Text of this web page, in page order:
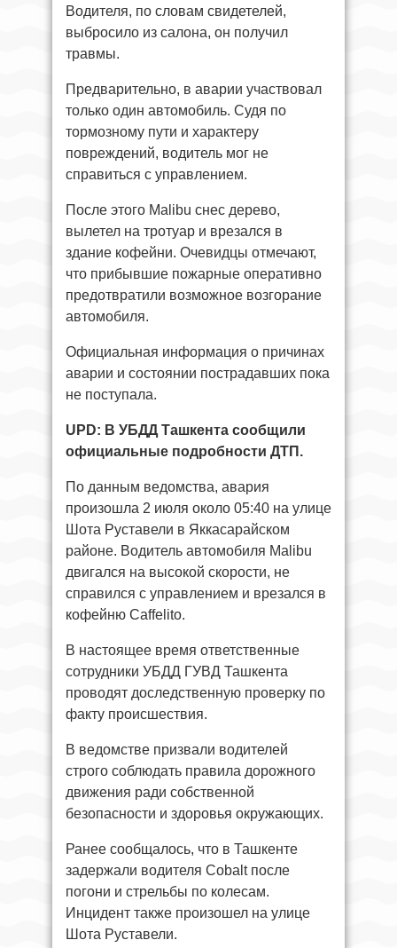
Водителя, по словам свидетелей,
выбросило из салона, он получил
травмы.
Предварительно, в аварии участвовал
только один автомобиль. Судя по
тормозному пути и характеру
повреждений, водитель мог не
справиться с управлением.
После этого Malibu снес дерево,
вылетел на тротуар и врезался в
здание кофейни. Очевидцы отмечают,
что прибывшие пожарные оперативно
предотвратили возможное возгорание
автомобиля.
Официальная информация о причинах
аварии и состоянии пострадавших пока
не поступала.
UPD: В УБДД Ташкента сообщили
официальные подробности ДТП.
По данным ведомства, авария
произошла 2 июля около 05:40 на улице
Шота Руставели в Яккасарайском
районе. Водитель автомобиля Malibu
двигался на высокой скорости, не
справился с управлением и врезался в
кофейню Caffelito.
В настоящее время ответственные
сотрудники УБДД ГУВД Ташкента
проводят доследственную проверку по
факту происшествия.
В ведомстве призвали водителей
строго соблюдать правила дорожного
движения ради собственной
безопасности и здоровья окружающих.
Ранее сообщалось, что в Ташкенте
задержали водителя Cobalt после
погони и стрельбы по колесам.
Инцидент также произошел на улице
Шота Руставели.